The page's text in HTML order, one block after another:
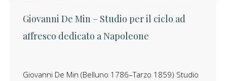
Giovanni De Min – Studio per il ciclo ad
affresco dedicato a Napoleone
Giovanni De Min (Belluno 1786–Tarzo 1859) Studio